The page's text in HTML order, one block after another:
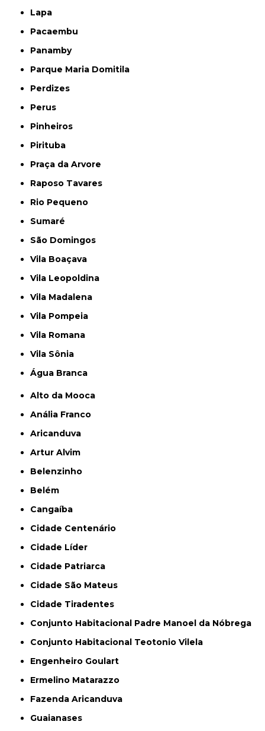
Lapa
Pacaembu
Panamby
Parque Maria Domitila
Perdizes
Perus
Pinheiros
Pirituba
Praça da Arvore
Raposo Tavares
Rio Pequeno
Sumaré
São Domingos
Vila Boaçava
Vila Leopoldina
Vila Madalena
Vila Pompeia
Vila Romana
Vila Sônia
Água Branca
Alto da Mooca
Anália Franco
Aricanduva
Artur Alvim
Belenzinho
Belém
Cangaíba
Cidade Centenário
Cidade Líder
Cidade Patriarca
Cidade São Mateus
Cidade Tiradentes
Conjunto Habitacional Padre Manoel da Nóbrega
Conjunto Habitacional Teotonio Vilela
Engenheiro Goulart
Ermelino Matarazzo
Fazenda Aricanduva
Guaianases